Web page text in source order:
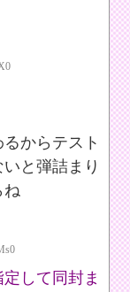
からテスト
と弾詰まり
ね
して同封ま